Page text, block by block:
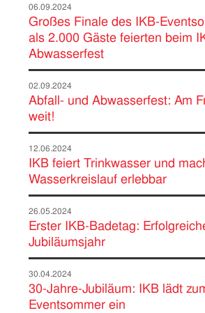
06.09.2024
Großes Finale des IKB-
als 2.000 Gäste feierten beim
Abwasserfest
02.09.2024
Abfall- und Abwasserfest: Am
weit!
12.06.2024
IKB feiert Trinkwasser und
Wasserkreislauf erlebbar
26.05.2024
Erster IKB-Badetag:
Jubiläumsjahr
30.04.2024
30-Jahre-Jubiläum: IKB lädt
Eventsommer ein